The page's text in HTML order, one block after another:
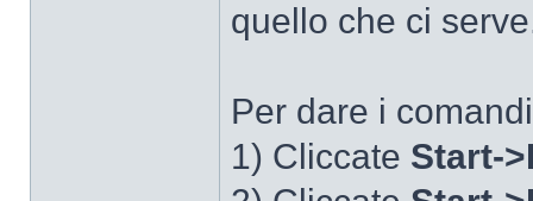
quello che ci
Per dare i
1) Cliccate Start-